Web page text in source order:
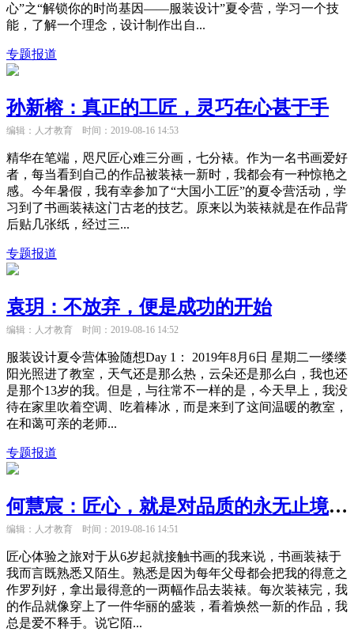
心”之“解锁你的时尚基因——服装设计”夏令营，学习一个技
能，了解一个理念，设计制作出自...
专题报道
孙新榕：真正的工匠，灵巧在心甚于手
编辑：人才教育 时间：2019-08-16 14:53
精华在笔端，咫尺匠心难三分画，七分裱。作为一名书画爱好
者，每当看到自己的作品被装裱一新时，我都会有一种惊艳之
感。今年暑假，我有幸参加了“大国小工匠”的夏令营活动，学
习到了书画装裱这门古老的技艺。原来以为装裱就是在作品背
后贴几张纸，经过三...
专题报道
袁玥：不放弃，便是成功的开始
编辑：人才教育 时间：2019-08-16 14:52
服装设计夏令营体验随想Day 1： 2019年8月6日 星期二一缕缕
阳光照进了教室，天气还是那么热，云朵还是那么白，我也还
是那个13岁的我。但是，与往常不一样的是，今天早上，我没
待在家里吹着空调、吃着棒冰，而是来到了这间温暖的教室，
在和蔼可亲的老师...
专题报道
何慧宸：匠心，就是对品质的永无止境追求
编辑：人才教育 时间：2019-08-16 14:51
匠心体验之旅对于从6岁起就接触书画的我来说，书画装裱于
我而言既熟悉又陌生。熟悉是因为每年父母都会把我的得意之
作罗列好，拿出最得意的一两幅作品去装裱。每次装裱完，我
的作品就像穿上了一件华丽的盛装，看着焕然一新的作品，我
总是爱不释手。说它陌...